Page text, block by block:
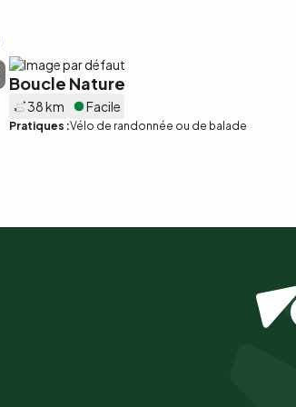
Boucle Nature
38 km Facile
Pratiques :Vélo de randonnée ou de balade